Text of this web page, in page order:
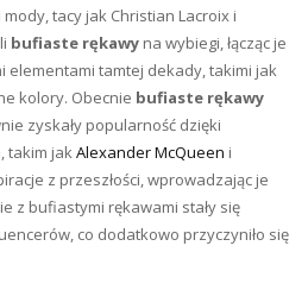
tacy jak Christian Lacroix i
bufiaste rękawy na wybiegi, łącząc je
elementami tamtej dekady, takimi jak
kolory. Obecnie bufiaste rękawy
zyskały popularność dzięki
takim jakAlexander McQueen i
z przeszłości, wprowadzając je
z bufiastymi rękawami stały się
co dodatkowo przyczyniło się